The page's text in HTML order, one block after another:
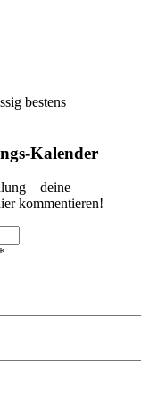
bestens
Kalender
– deine
kommentieren!